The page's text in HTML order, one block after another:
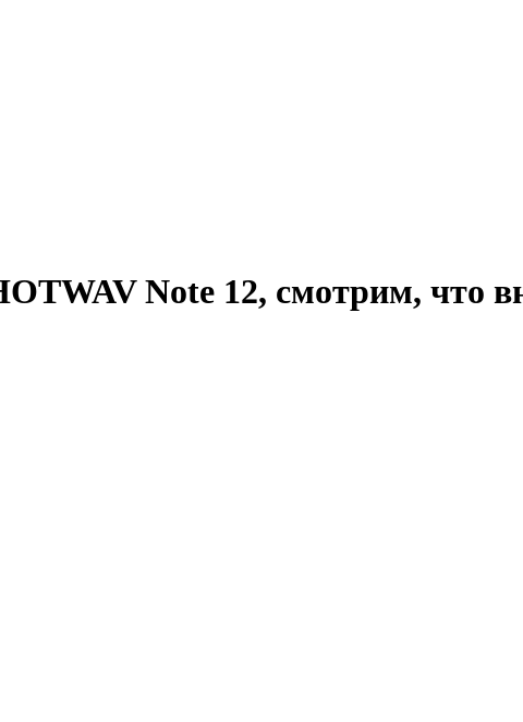
Note 12, смотрим, что